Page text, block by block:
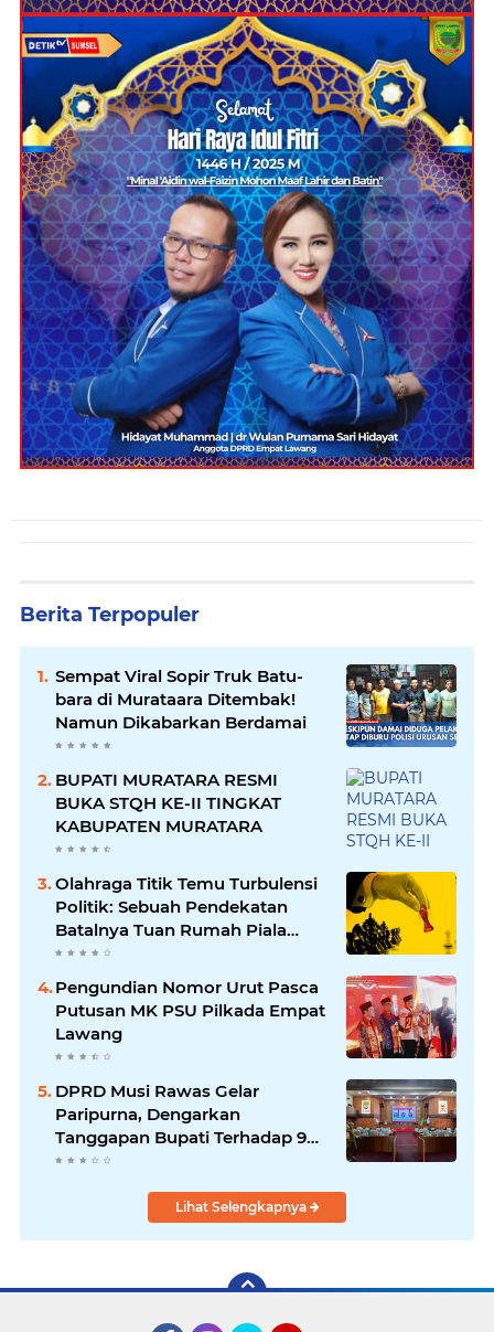
Berita Terpopuler
Sempat Viral Sopir Truk Batu-
bara di Murataara Ditembak!
Namun Dikabarkan Berdamai
BUPATI MURATARA RESMI
BUKA STQH KE-II TINGKAT
KABUPATEN MURATARA
Olahraga Titik Temu Turbulensi
Politik: Sebuah Pendekatan
Batalnya Tuan Rumah Piala
Dunia U-20
Pengundian Nomor Urut Pasca
Putusan MK PSU Pilkada Empat
Lawang
DPRD Musi Rawas Gelar
Paripurna, Dengarkan
Tanggapan Bupati Terhadap 9
Raperda Inisiatif
Lihat Selengkapnya